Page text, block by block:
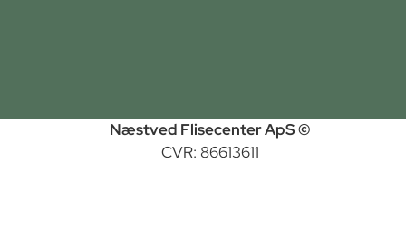
Næstved Flisecenter ApS ©
CVR: 86613611